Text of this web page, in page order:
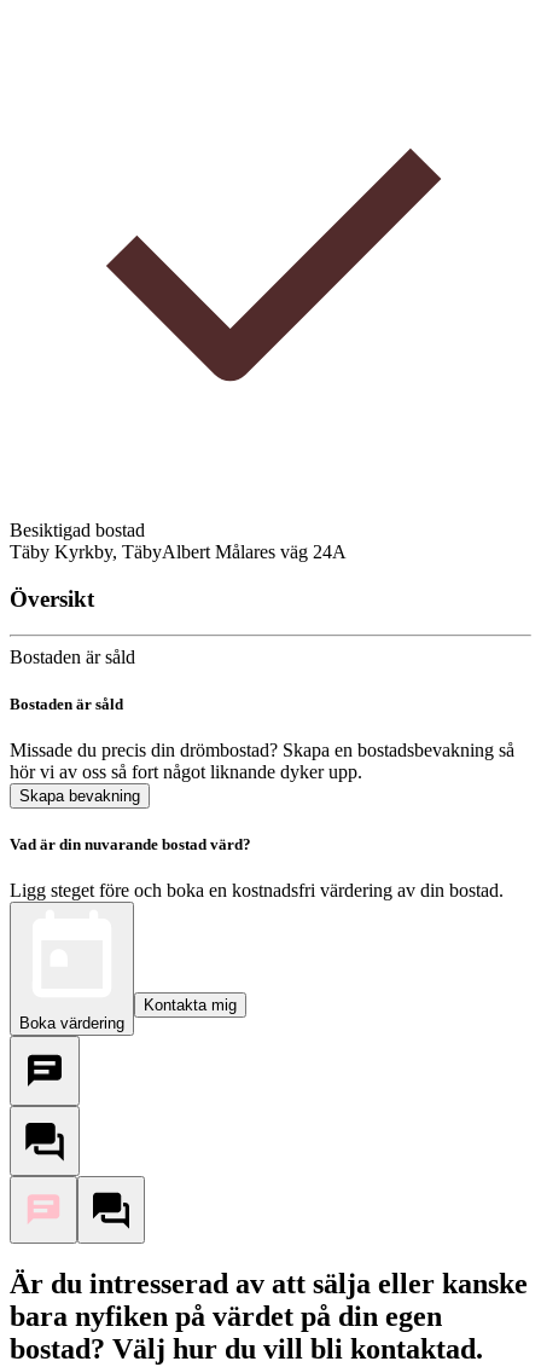
Besiktigad bostad
Täby Kyrkby, TäbyAlbert Målares väg 24A
Översikt
Bostaden är såld
Bostaden är såld
Missade du precis din drömbostad? Skapa en bostadsbevakning så
hör vi av oss så fort något liknande dyker upp.
Skapa bevakning
Vad är din nuvarande bostad värd?
Ligg steget före och boka en kostnadsfri värdering av din bostad.
Boka värdering
Kontakta mig
Är du intresserad av att sälja eller kanske
bara nyfiken på värdet på din egen
bostad? Välj hur du vill bli kontaktad.